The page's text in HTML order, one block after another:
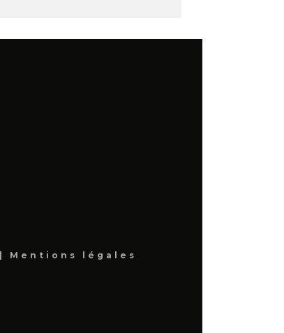
Mentions légales